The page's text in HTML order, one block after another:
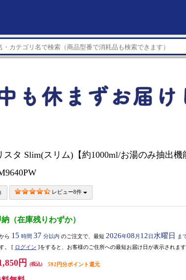
スタ Slim(スリム)【約1000ml/お湯のみ抽出
レビュー8件
（在庫残りわずか）
ら 15 時間 37 分以内 のご注文で、最短 2026年08 月 12日 水曜日 ま
。 [ ログイン ]をすると、お客様のご住所への最短お届け日が表示されます
円 (税込) 592円分ポイント還元